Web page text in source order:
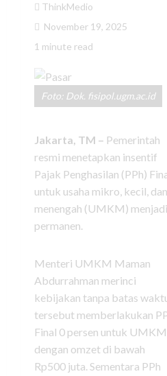
ThinkMedio
November 19, 2025
1 minute read
Foto: Dok. fisipol.ugm.ac.id
Jakarta, TM – Pemerintah
resmi menetapkan insentif
Pajak Penghasilan (PPh)
untuk usaha mikro, kecil, dan
menengah (UMKM) menjadi
permanen.
Menteri UMKM Maman
Abdurrahman merinci
kebijakan tanpa batas
tersebut memberlakukan
Final 0 persen untuk UMKM
dengan omzet di bawah
Rp500 juta. Sementara PPh